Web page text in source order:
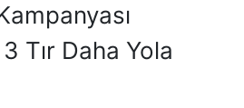
Tır Daha Yola